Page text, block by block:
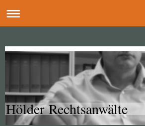
Hölder Rechtsanwälte